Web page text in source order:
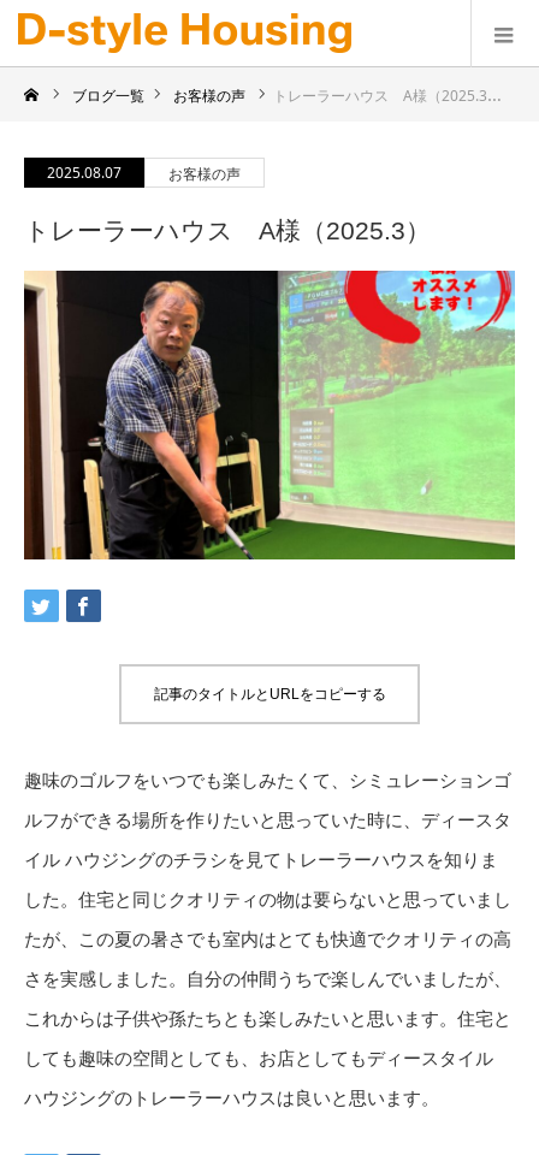
ブログ一覧 お客様の声 トレーラーハウス A様（2025.3）
2025.08.07 お客様の声
トレーラーハウス A様（2025.3）
記事のタイトルとURLをコピーする
趣味のゴルフをいつでも楽しみたくて、シミュレーションゴ
ルフができる場所を作りたいと思っていた時に、ディースタ
イル ハウジングのチラシを見てトレーラーハウスを知りま
した。住宅と同じクオリティの物は要らないと思っていまし
たが、この夏の暑さでも室内はとても快適でクオリティの高
さを実感しました。自分の仲間うちで楽しんでいましたが、
これからは子供や孫たちとも楽しみたいと思います。住宅と
しても趣味の空間としても、お店としてもディースタイル
ハウジングのトレーラーハウスは良いと思います。